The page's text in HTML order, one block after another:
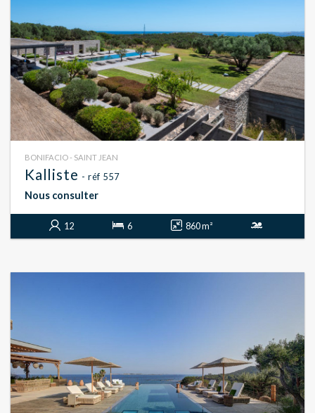
BONIFACIO - SAINT JEAN
Kalliste - réf 557
Nous consulter
12 6 860 m²